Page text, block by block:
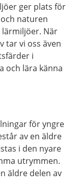
ger plats för
naturen
När
tar vi oss även
i
och lära känna
för yngre
av en äldre
i den nyare
utrymmen.
äldre delen av